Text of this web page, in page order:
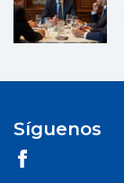
Síguenos